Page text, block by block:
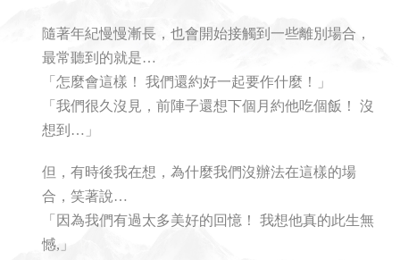
隨著年紀慢慢漸長，也會開始接觸到一些離別場合，
最常聽到的就是…
「怎麼會這樣！ 我們還約好一起要作什麼！」
「我們很久沒見，前陣子還想下個月約他吃個飯！ 沒
想到…」
但，有時後我在想，為什麼我們沒辦法在這樣的場
合，笑著說…
「因為我們有過太多美好的回憶！ 我想他真的此生無
憾,」